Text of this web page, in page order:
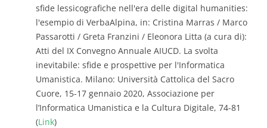
sfide lessicografiche nell'era delle digital humanities:
l'esempio di VerbaAlpina, in: Cristina Marras / Marco
Passarotti / Greta Franzini / Eleonora Litta (a cura di):
Atti del IX Convegno Annuale AIUCD. La svolta
inevitabile: sfide e prospettive per l'Informatica
Umanistica. Milano: Università Cattolica del Sacro
Cuore, 15-17 gennaio 2020, Associazione per
l’Informatica Umanistica e la Cultura Digitale, 74-81
(Link)